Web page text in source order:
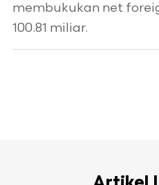
membukukan net
100.81 miliar.